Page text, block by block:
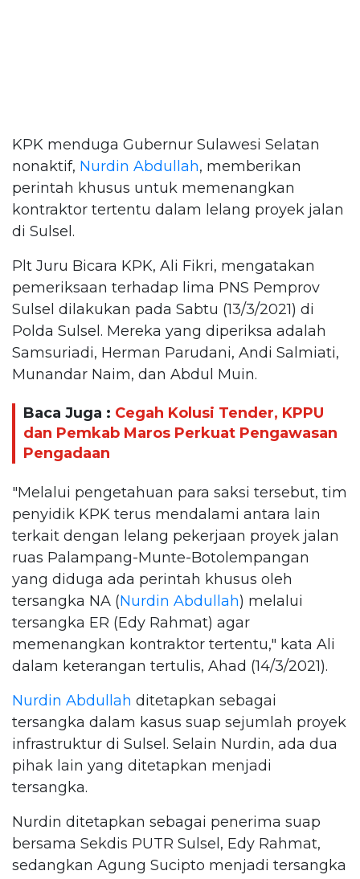
KPK menduga Gubernur Sulawesi Selatan
nonaktif, Nurdin Abdullah, memberikan
perintah khusus untuk memenangkan
kontraktor tertentu dalam lelang proyek jalan
di Sulsel.
Plt Juru Bicara KPK, Ali Fikri, mengatakan
pemeriksaan terhadap lima PNS Pemprov
Sulsel dilakukan pada Sabtu (13/3/2021) di
Polda Sulsel. Mereka yang diperiksa adalah
Samsuriadi, Herman Parudani, Andi Salmiati,
Munandar Naim, dan Abdul Muin.
Baca Juga : Cegah Kolusi Tender, KPPU
dan Pemkab Maros Perkuat Pengawasan
Pengadaan
"Melalui pengetahuan para saksi tersebut, tim
penyidik KPK terus mendalami antara lain
terkait dengan lelang pekerjaan proyek jalan
ruas Palampang-Munte-Botolempangan
yang diduga ada perintah khusus oleh
tersangka NA (Nurdin Abdullah) melalui
tersangka ER (Edy Rahmat) agar
memenangkan kontraktor tertentu," kata Ali
dalam keterangan tertulis, Ahad (14/3/2021).
Nurdin Abdullah ditetapkan sebagai
tersangka dalam kasus suap sejumlah proyek
infrastruktur di Sulsel. Selain Nurdin, ada dua
pihak lain yang ditetapkan menjadi
tersangka.
Nurdin ditetapkan sebagai penerima suap
bersama Sekdis PUTR Sulsel, Edy Rahmat,
sedangkan Agung Sucipto menjadi tersangka